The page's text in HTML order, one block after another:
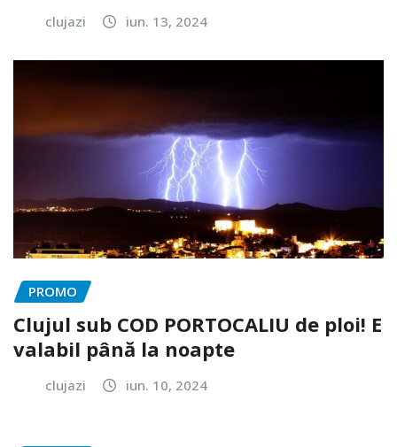
clujazi iun. 13, 2024
PROMO
Clujul sub COD PORTOCALIU de ploi! E
valabil până la noapte
clujazi iun. 10, 2024